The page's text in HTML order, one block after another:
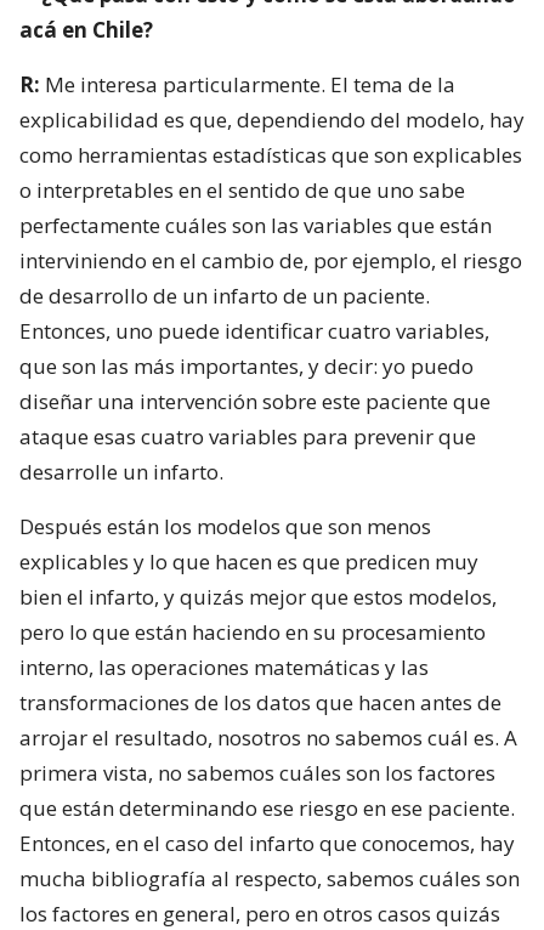
acá en Chile?
R: Me interesa particularmente. El tema de la
explicabilidad es que, dependiendo del modelo, hay
como herramientas estadísticas que son explicables
o interpretables en el sentido de que uno sabe
perfectamente cuáles son las variables que están
interviniendo en el cambio de, por ejemplo, el riesgo
de desarrollo de un infarto de un paciente.
Entonces, uno puede identificar cuatro variables,
que son las más importantes, y decir: yo puedo
diseñar una intervención sobre este paciente que
ataque esas cuatro variables para prevenir que
desarrolle un infarto.
Después están los modelos que son menos
explicables y lo que hacen es que predicen muy
bien el infarto, y quizás mejor que estos modelos,
pero lo que están haciendo en su procesamiento
interno, las operaciones matemáticas y las
transformaciones de los datos que hacen antes de
arrojar el resultado, nosotros no sabemos cuál es. A
primera vista, no sabemos cuáles son los factores
que están determinando ese riesgo en ese paciente.
Entonces, en el caso del infarto que conocemos, hay
mucha bibliografía al respecto, sabemos cuáles son
los factores en general, pero en otros casos quizás